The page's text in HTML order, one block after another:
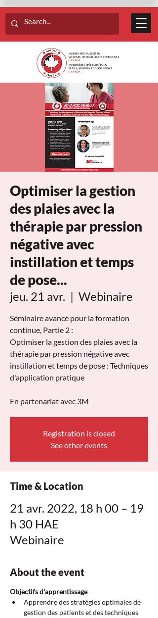
Optimiser la gestion
des plaies avec la
thérapie par pression
négative avec
instillation et temps
de pose...
jeu. 21 avr.
  |
Webinaire
Séminaire avancé pour la formation
continue, Partie 2 :
Optimiser la gestion des plaies avec la
thérapie par pression négative avec
instillation et temps de pose : Techniques
d'application pratique
En partenariat avec 3M
Registration is closed
See other events
Time & Location
21 avr. 2022, 18 h 00 – 19
h 30 HAE
Webinaire
About the event
Objectifs d'apprentissage
Apprendre des stratégies optimales de
gestion des patients et des techniques